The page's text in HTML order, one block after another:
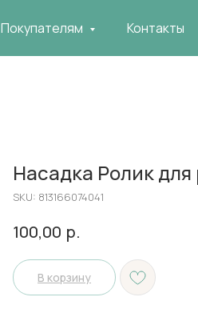
Покупателям Контакты
Насадка Ролик
SKU: 813166074041
100,00 р.
В корзину